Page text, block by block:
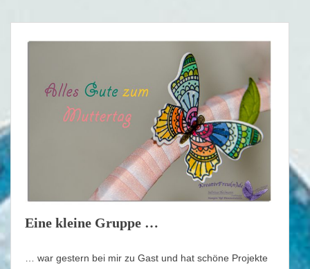
Eine kleine Gruppe …
… war gestern bei mir zu Gast und hat schöne Projekte